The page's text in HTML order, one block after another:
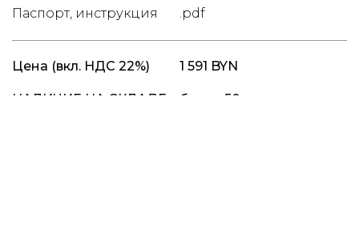
Паспорт, инструкция
.pdf
Цена (вкл. НДС 22%) 1 591 BYN
НАЛИЧИЕ НА СКЛАДЕ более 50 шт